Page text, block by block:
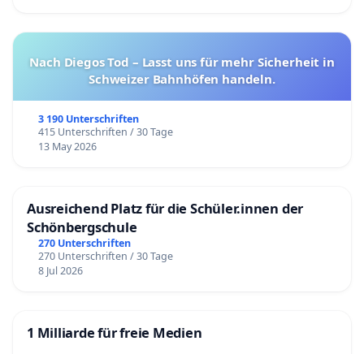
Nach Diegos Tod – Lasst uns für mehr Sicherheit in
Schweizer Bahnhöfen handeln.
3 190 Unterschriften
415 Unterschriften / 30 Tage
13 May 2026
Ausreichend Platz für die Schüler.innen der
Schönbergschule
270 Unterschriften
270 Unterschriften / 30 Tage
8 Jul 2026
1 Milliarde für freie Medien